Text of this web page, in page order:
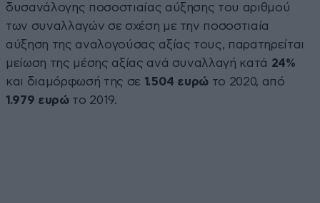
δυσανάλογης ποσοστιαίας αύξησης του αριθμού
των συναλλαγών σε σχέση με την ποσοστιαία
αύξηση της αναλογούσας αξίας τους, παρατηρείται
μείωση της μέσης αξίας ανά συναλλαγή κατά 24%
και διαμόρφωσή της σε 1.504 ευρώ το 2020, από
1.979 ευρώτο 2019.